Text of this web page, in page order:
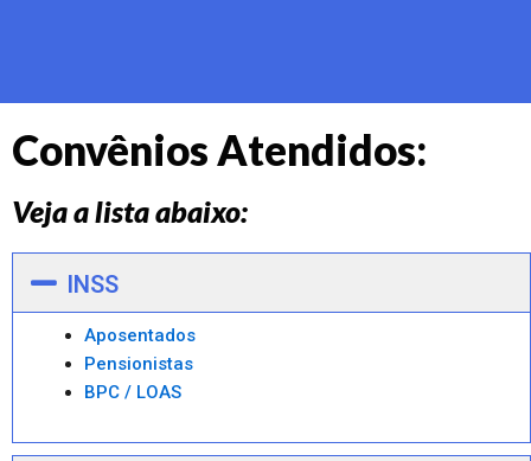
Convênios Atendidos:
Veja a lista abaixo:
INSS
Aposentados
Pensionistas
BPC / LOAS